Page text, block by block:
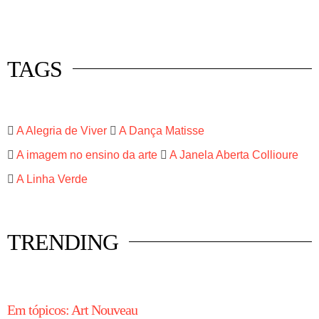
TAGS
A Alegria de Viver
A Dança Matisse
A imagem no ensino da arte
A Janela Aberta Collioure
A Linha Verde
TRENDING
Em tópicos: Art Nouveau